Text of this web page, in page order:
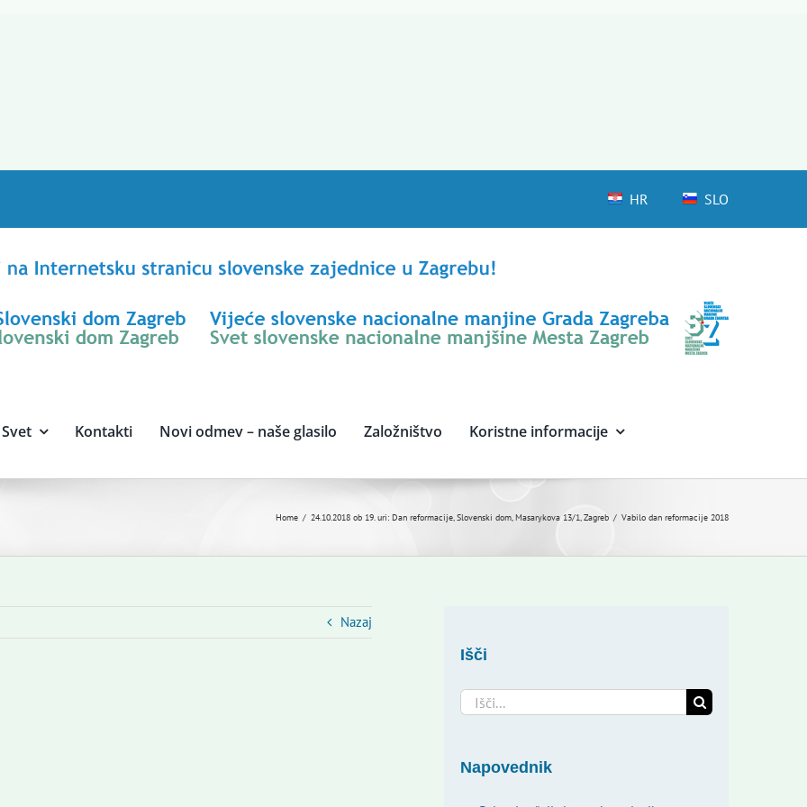
HR SLO
Svet Kontakti Novi odmev – naše glasilo Založništvo Koristne informacije
Home 24.10.2018 ob 19. uri: Dan reformacije, Slovenski dom, Masarykova 13/1, Zagreb Vabilo dan reformacije 2018
Nazaj
Išči
Search
for:
Napovednik